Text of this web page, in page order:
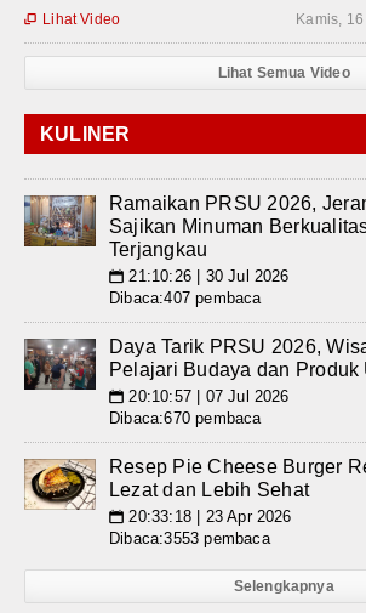
Kamis,
 Lihat Video
Lihat Semua Video
KULINER
Ramaikan PRSU 2026,
Sajikan Minuman
Terjangkau
📅 21:10:26 | 30 Jul 2026
Dibaca:407 pembaca
Daya Tarik PRSU 2026,
Pelajari Budaya dan
📅 20:10:57 | 07 Jul 2026
Dibaca:670 pembaca
Resep Pie Cheese Burger
Lezat dan Lebih Sehat
📅 20:33:18 | 23 Apr 2026
Dibaca:3553 pembaca
Selengkapnya